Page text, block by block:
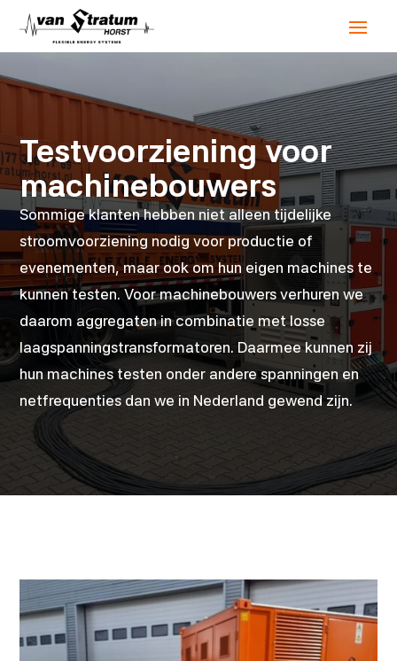
Testvoorziening voor
machinebouwers
Sommige klanten hebben niet alleen tijdelijke
stroomvoorziening nodig voor productie of
evenementen, maar ook om hun eigen machines te
kunnen testen. Voor machinebouwers verhuren we
daarom aggregaten in combinatie met losse
laagspanningstransformatoren. Daarmee kunnen zij
hun machines testen onder andere spanningen en
netfrequenties dan we in Nederland gewend zijn.